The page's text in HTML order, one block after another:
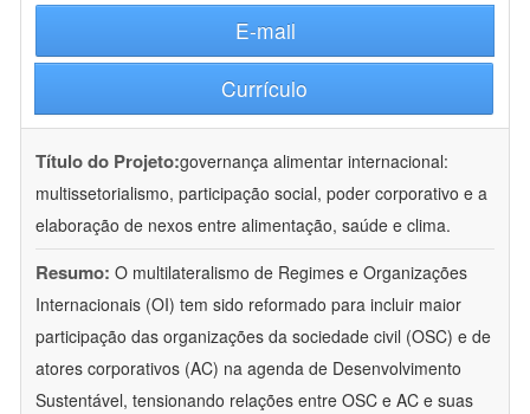
E-mail
Currículo
Título do Projeto:governança alimentar internacional:
multissetorialismo, participação social, poder corporativo e a
elaboração de nexos entre alimentação, saúde e clima.
Resumo: O multilateralismo de Regimes e Organizações
Internacionais (OI) tem sido reformado para incluir maior
participação das organizações da sociedade civil (OSC) e de
atores corporativos (AC) na agenda de Desenvolvimento
Sustentável, tensionando relações entre OSC e AC e suas